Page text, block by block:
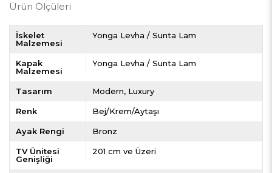
Ürün Ölçüleri
İskelet
Malzemesi
Yonga Levha / Sunta Lam
Kapak
Malzemesi
Yonga Levha / Sunta Lam
Tasarım Modern Luxury
Renk Bej/Krem/Aytaşı
Ayak Rengi Bronz
TV Ünitesi
Genişliği
201 cm ve Üzeri